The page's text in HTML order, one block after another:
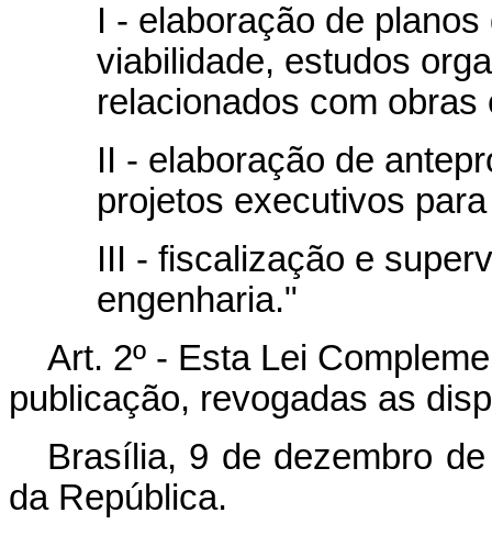
I - elaboração de
viabilidade, estudos
relacionados com
II - elaboração de
projetos executivos
III - fiscalização e
engenharia."
Art. 2º - Esta Lei
publicação, revogadas as
Brasília, 9 de dezembro
da República.